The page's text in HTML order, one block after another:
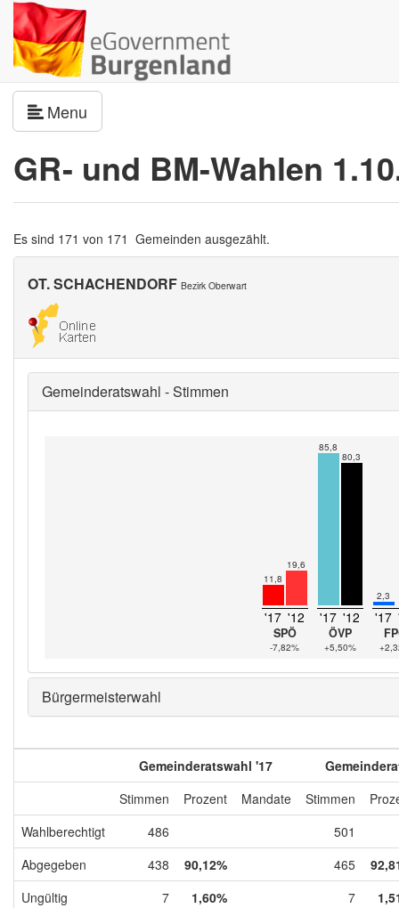
Menu
GR- und BM-Wahlen
Es sind 171 von 171 Gemeinden ausgezählt.
OT. SCHACHENDORF Bezirk Oberwart
Gemeinderatswahl - Stimmen
11,8
19,6
'17 '12
SPÖ
-7,82%
85,8
80,3
'17 '12
ÖVP
+5,50%
2,3
'17
Bürgermeisterwahl
Gemeinderatswahl '17
Stimmen
Prozent Mandate Stimmen
Wahlberechtigt
486
501
Abgegeben
438 90,12% 465
Ungültig
7 1,60% 7